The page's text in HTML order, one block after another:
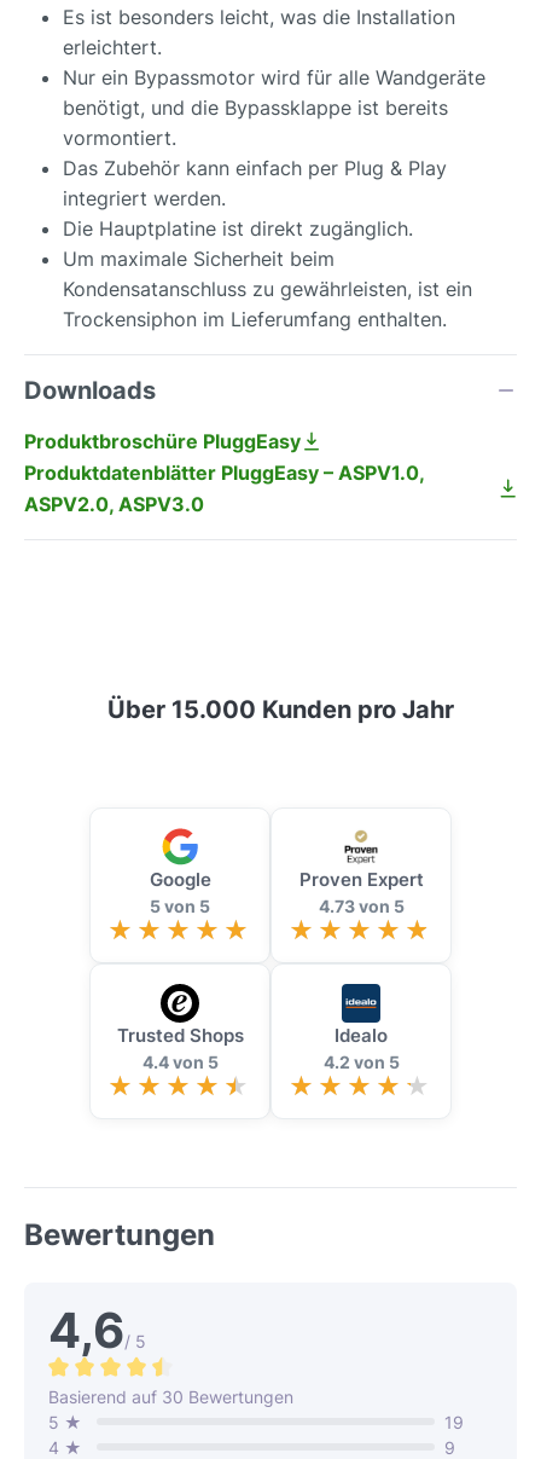
Es ist besonders leicht, was die Installation
erleichtert.
Nur ein Bypassmotor wird für alle Wandgeräte
benötigt, und die Bypassklappe ist bereits
vormontiert.
Das Zubehör kann einfach per Plug & Play
integriert werden.
Die Hauptplatine ist direkt zugänglich.
Um maximale Sicherheit beim
Kondensatanschluss zu gewährleisten, ist ein
Trockensiphon im Lieferumfang enthalten.
Downloads
Produktbroschüre PluggEasy
Produktdatenblätter PluggEasy – ASPV1.0,
ASPV2.0, ASPV3.0
Über 15.000 Kunden pro Jahr
Google
5 von 5
Proven Expert
4.73 von 5
Trusted Shops
4.4 von 5
Idealo
4.2 von 5
Bewertungen
4,6/ 5
Durchschnittliche Bewertung von 4.5 von 5 Sternen
Basierend auf 30 Bewertungen
5 ★
19
4 ★
9